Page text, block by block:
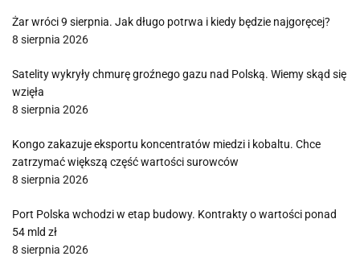
Żar wróci 9 sierpnia. Jak długo potrwa i kiedy będzie najgoręcej?
8 sierpnia 2026
Satelity wykryły chmurę groźnego gazu nad Polską. Wiemy skąd się
wzięła
8 sierpnia 2026
Kongo zakazuje eksportu koncentratów miedzi i kobaltu. Chce
zatrzymać większą część wartości surowców
8 sierpnia 2026
Port Polska wchodzi w etap budowy. Kontrakty o wartości ponad
54 mld zł
8 sierpnia 2026